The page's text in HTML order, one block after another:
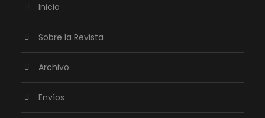
Inicio
Sobre la Revista
Archivo
Envíos